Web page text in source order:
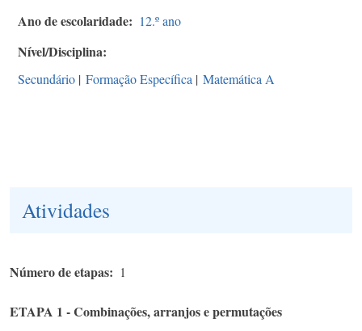
Ano de escolaridade 12.º ano
Nível/Disciplina
Secundário | Formação Específica | Matemática A
Atividades
Número de etapas 1
ETAPA 1 - Combinações, arranjos e permutações